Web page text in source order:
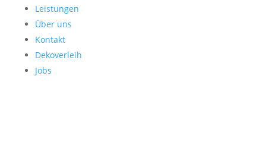
Leistungen
Über uns
Kontakt
Dekoverleih
Jobs